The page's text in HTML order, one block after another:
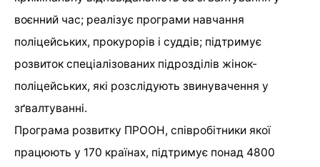
воєнний час; реалізує програми навчання
поліцейських, прокурорів і суддів; підтримує
розвиток спеціалізованих підрозділів жінок-
поліцейських, які розслідують звинувачення у
зґвалтуванні.
Програма розвитку ПРООН, співробітники якої
працюють у 170 країнах, підтримує понад 4800